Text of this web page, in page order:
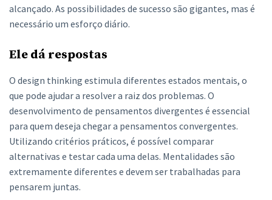
alcançado. As possibilidades de sucesso são gigantes, mas é
necessário um esforço diário.
Ele dá respostas
O design thinking estimula diferentes estados mentais, o
que pode ajudar a resolver a raiz dos problemas. O
desenvolvimento de pensamentos divergentes é essencial
para quem deseja chegar a pensamentos convergentes.
Utilizando critérios práticos, é possível comparar
alternativas e testar cada uma delas. Mentalidades são
extremamente diferentes e devem ser trabalhadas para
pensarem juntas.